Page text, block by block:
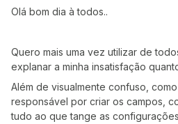
Olá bom dia à todos..
Quero mais uma vez utilizar de
explanar a minha insatisfação
Além de visualmente confuso,
responsável por criar os campos,
tudo ao que tange as